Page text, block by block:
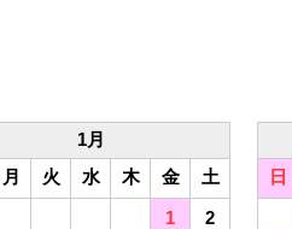
1月
月 火 水 木 金
土
1
2
日